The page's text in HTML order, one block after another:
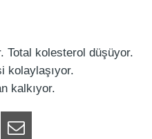
Total kolesterol düşüyor.
kolaylaşıyor.
kalkıyor.